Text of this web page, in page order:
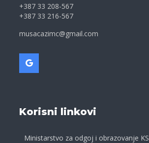
+387 33 208-567
+387 33 216-567
musacazimc@gmail.com
Korisni linkovi
Ministarstvo za odgoj i obrazovanje KS